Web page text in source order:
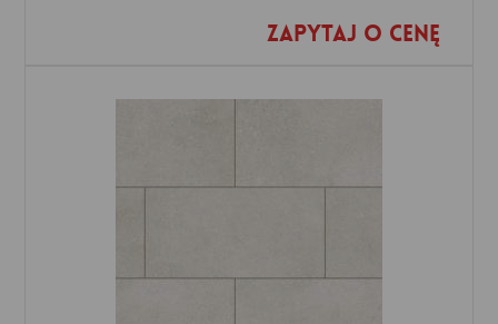
Zapytaj o cenę
Dodaj do ulubionych